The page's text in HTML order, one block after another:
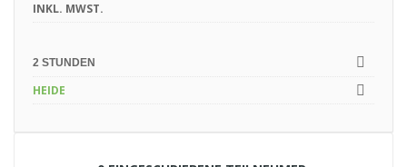
INKL. MWST.
2 STUNDEN
HEIDE